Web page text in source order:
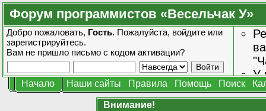
Форум программистов «Весельчак У»
Добро пожаловать, Гость. Пожалуйста, войдите или
зарегистрируйтесь.
Вам не пришло письмо с кодом активации?
У
Начало Наши сайты Правила Помощь Поиск
Внимание!